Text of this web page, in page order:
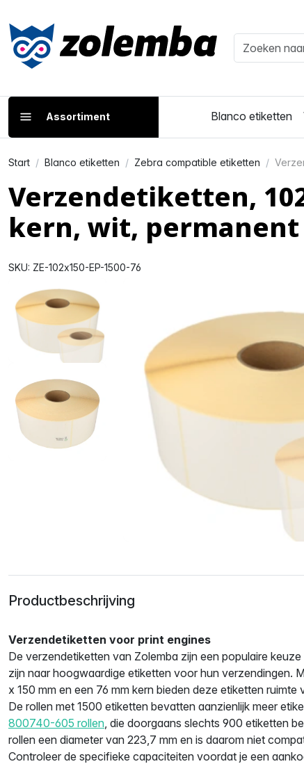
Assortiment Blanco etiketten
Start Blanco etiketten Zebra compatible etiketten
Verzendetiketten,
kern, wit, permanent
SKU: ZE-102x150-EP-1500-76
Productbeschrijving
Verzendetiketten voor print engines
De verzendetiketten van Zolemba zijn een populaire
zijn naar hoogwaardige etiketten voor hun verzendingen.
x 150 mm en een 76 mm kern bieden deze etiketten
De rollen met 1500 etiketten bevatten aanzienlijk meer
800740-605 rollen , die doorgaans slechts 900 etiketten
rollen een diameter van 223,7 mm en is daarom niet
Controleer de specifieke capaciteiten voordat je een